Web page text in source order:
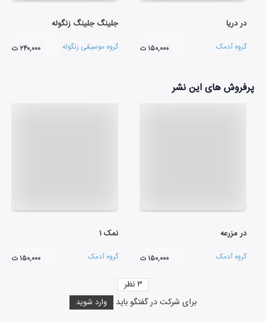
در دریا
گروه آدمک ۱۵۰,۰۰۰ ت
جلینگ جلینگ زنگوله
گروه موسیقی زنگوله ۲۴۰,۰۰۰ ت
پرفروش های این نشر
در مزرعه
گروه آدمک ۱۵۰,۰۰۰ ت
نمک ۱
گروه آدمک ۱۵۰,۰۰۰ ت
برای شرکت در گفتگو باید وارد شوید
۳نظر